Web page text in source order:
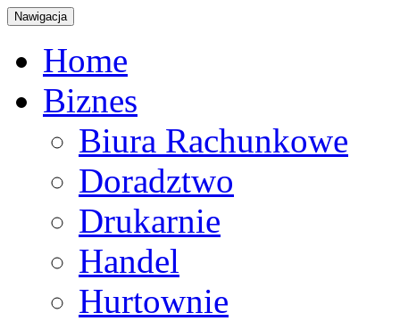
Nawigacja
Home
Biznes
Biura Rachunkowe
Doradztwo
Drukarnie
Handel
Hurtownie